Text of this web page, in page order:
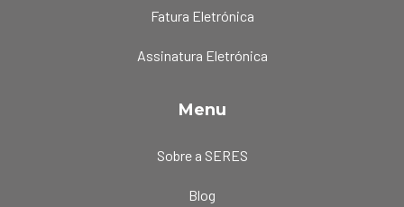
Fatura Eletrónica
Assinatura Eletrónica
Menu
Sobre a SERES
Blog